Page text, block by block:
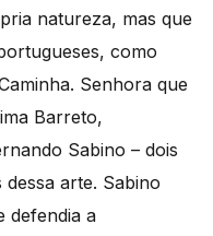
natureza, mas que
como
Senhora que
Barreto,
Sabino – dois
arte. Sabino
defendia a